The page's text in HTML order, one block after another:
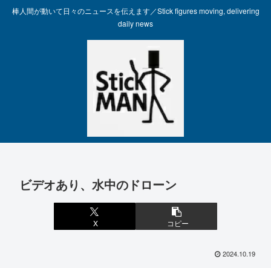
棒人間が動いて日々のニュースを伝えます／Stick figures moving, delivering
daily news
ビデオあり、水中のドローン
X コピー
2024.10.19